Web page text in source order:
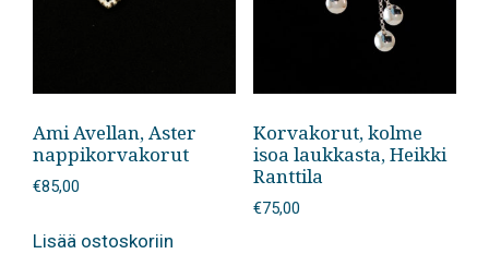
Ami Avellan, Aster
nappikorvakorut
€85,00
Lisää ostoskoriin
Korvakorut, kolme
isoa laukkasta, Heikki
Ranttila
€75,00